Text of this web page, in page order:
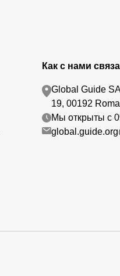
Как с нами
Global Guide
19, 00192
Мы открыты с